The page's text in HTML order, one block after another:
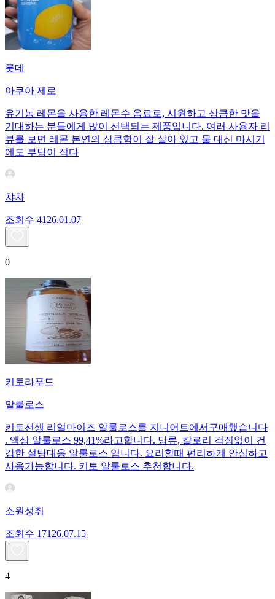
롯데
아쿠아 제로
유기농 레몬을 사용한 레몬수 음료로, 시원하고 상큼한 맛을
기대하는 분들에게 많이 선택되는 제품입니다. 여러 사용자 리
뷰를 보면 레몬 본연의 상큼함이 잘 살아 있고 물 대신 마시기
에도 부담이 적다
챠차
조회수 41 26.01.07
0
키토라푸드
알룰로스
키토선생 리얼마이즈 알룰로스를 지니어트에서구매했습니다
. 액상 알룰로스 99,41%라고합니다. 당류, 칼로리 걱정없이 건
강한 설탕대용 알룰로스 입니다. 요리할때 편리하게 안심하고
사용가능합니다. 키토 알룰로스 추천합니다.
소원성취
조회수 171 26.07.15
4